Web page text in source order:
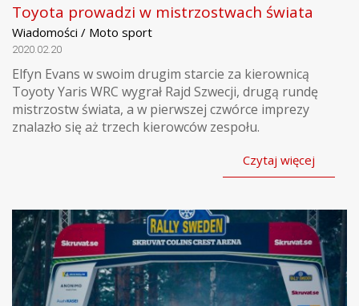
Toyota prowadzi w mistrzostwach świata
Wiadomości / Moto sport
2020.02.20
Elfyn Evans w swoim drugim starcie za kierownicą
Toyoty Yaris WRC wygrał Rajd Szwecji, drugą rundę
mistrzostw świata, a w pierwszej czwórce imprezy
znalazło się aż trzech kierowców zespołu.
Czytaj więcej